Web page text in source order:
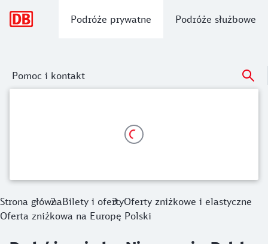
Podróże prywatne Podróże służbowe
Pomoc i kontakt
Podróże między Niemcami a Polską
Strona głównaBilety i ofertyOferty zniżkowe i elastyczne
Oferta zniżkowa na Europę Polski